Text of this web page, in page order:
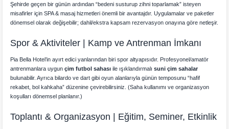
Şehirde geçen bir günün ardından “bedeni susturup zihni toparlamak” isteyen
misafirler için SPA & masaj hizmetleri önemli bir avantajdır. Uygulamalar ve paketler
dönemsel olarak değişebilir; dahil/ekstra kapsam rezervasyon onayına göre netleşir.
Spor & Aktiviteler | Kamp ve Antrenman İmkanı
Pia Bella Hotel’in ayırt edici yanlarından biri spor altyapısıdır. Profesyonel/amatör
antrenmanlara uygunçim futbol sahası ile ışıklandırmalısuni çim sahalar
bulunabilir. Ayrıca bilardo ve dart gibi oyun alanlarıyla günün temposunu “hafif
rekabet, bol kahkaha” düzenine çevirebilirsiniz. (Saha kullanımı ve organizasyon
koşulları dönemsel planlanır.)
Toplantı & Organizasyon | Eğitim, Seminer, Etkinlik